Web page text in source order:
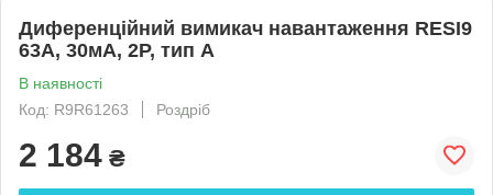
Диференційний вимикач навантаження RESI9
63A, 30мA, 2P, тип А
В наявності
Код: R9R61263
Роздріб
2 184 ₴